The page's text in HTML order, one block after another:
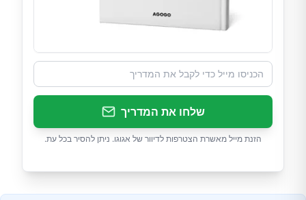
שלחו את המדריך
הזנת מייל מאשרת הצטרפות לדיוור של אגוגו. ניתן להסיר בכל עת.